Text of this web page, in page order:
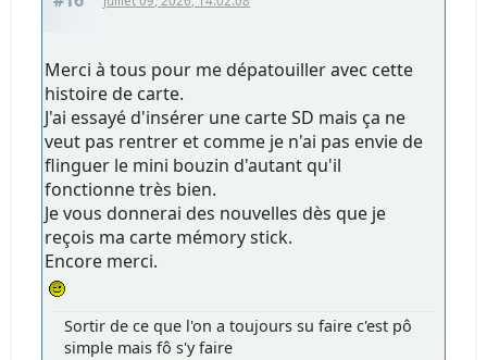
Merci à tous pour me dépatouiller avec cette
histoire de carte.
J'ai essayé d'insérer une carte SD mais ça ne
veut pas rentrer et comme je n'ai pas envie de
flinguer le mini bouzin d'autant qu'il
fonctionne très bien.
Je vous donnerai des nouvelles dès que je
reçois ma carte mémory stick.
Encore merci.
Sortir de ce que l'on a toujours su faire c'est pô
simple mais fô s'y faire